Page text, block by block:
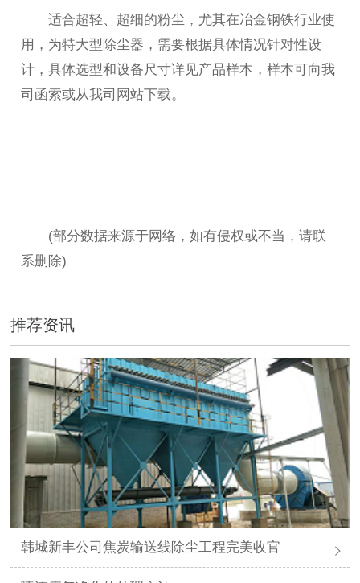
适合超轻、超细的粉尘，尤其在冶金钢铁行业使
用，为特大型除尘器，需要根据具体情况针对性设
计，具体选型和设备尺寸详见产品样本，样本可向我
司函索或从我司网站下载。
(部分数据来源于网络，如有侵权或不当，请联
系删除)
推荐资讯
韩城新丰公司焦炭输送线除尘工程完美收官